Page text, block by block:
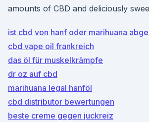
amounts of CBD and deliciously
ist cbd von hanf oder marihuana
cbd vape oil frankreich
das öl für muskelkrämpfe
dr oz auf cbd
marihuana legal hanföl
cbd distributor bewertungen
beste creme gegen juckreiz